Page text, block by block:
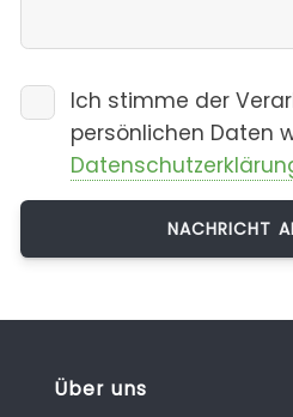
Ich stimme der
persönlichen Daten
Über uns